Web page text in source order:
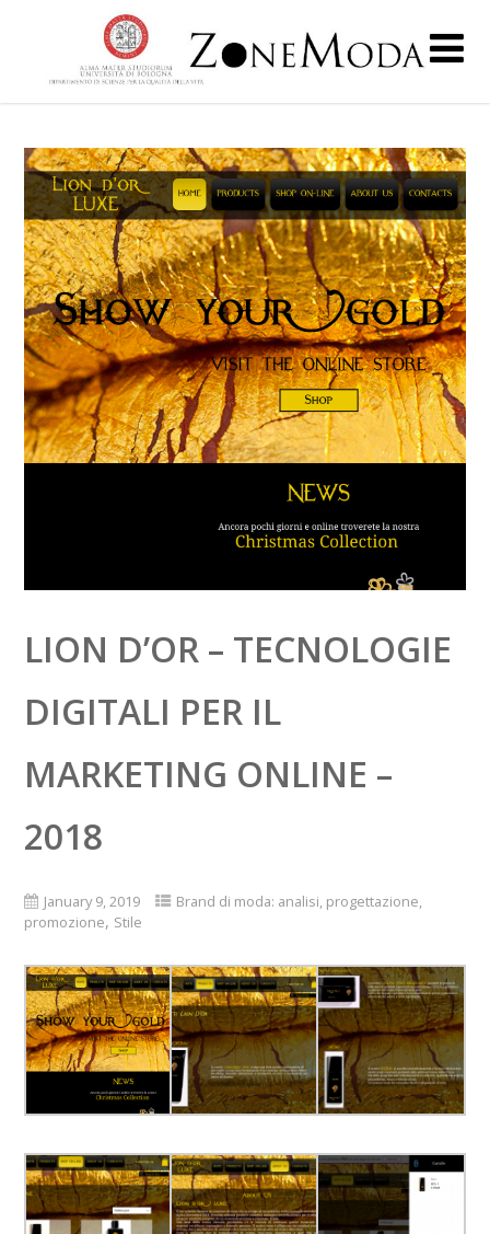
LION D’OR – TECNOLOGIE
DIGITALI PER IL
MARKETING ONLINE –
2018
January 9, 2019
Brand di moda: analisi, progettazione,
promozione, Stile